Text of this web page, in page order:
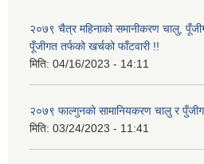
२०७९ चैत्र महिनाको समानीकरण चालु,
पूँजीगत तर्फको खर्चको फाँटवारी !!
मिति: 04/16/2023 - 14:11
२०७९ फाल्गुनको सामानियकरण चालु र
मिति: 03/24/2023 - 11:41